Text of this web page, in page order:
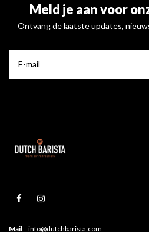
Meld je aan voor
Ontvang de laatste updates,
Mail info@dutchbarista.com